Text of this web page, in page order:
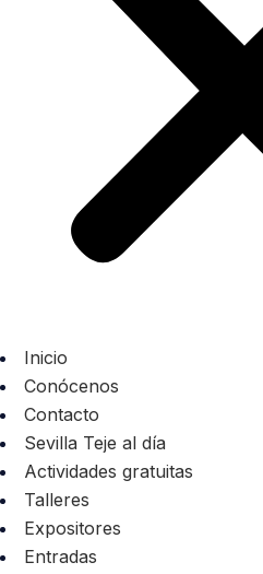
Inicio
Conócenos
Contacto
Sevilla Teje al día
Actividades gratuitas
Talleres
Expositores
Entradas